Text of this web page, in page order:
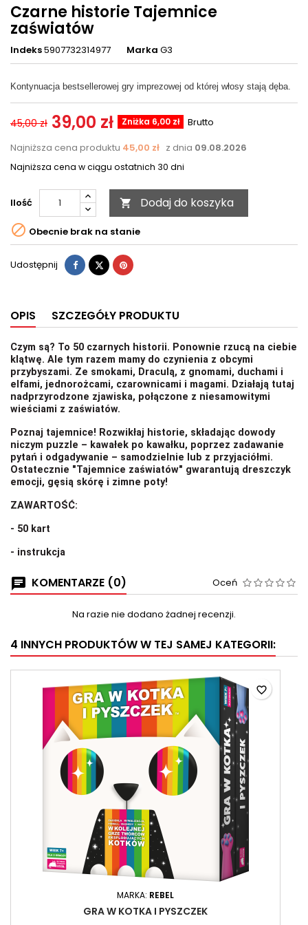
Czarne historie Tajemnice
zaświatów
Indeks5907732314977 Marka G3
Kontynuacja bestsellerowej gry imprezowej od której włosy stają dęba.
45,00 zł 39,00 zł Zniżka 6,00 zł
Brutto
Najniższa cena produktu 45,00 zł z dnia 09.08.2026
Najniższa cena w ciągu ostatnich 30 dni
Ilość  Dodaj do koszyka
 Obecnie brak na stanie
Udostępnij Udostępnij
TweetujPinterest
OPIS SZCZEGÓŁY PRODUKTU
Czym są? To 50 czarnych historii. Ponownie rzucą na ciebie
klątwę. Ale tym razem mamy do czynienia z obcymi
przybyszami. Ze smokami, Draculą, z gnomami, duchami i
elfami, jednorożcami, czarownicami i magami. Działają tutaj
nadprzyrodzone zjawiska, połączone z niesamowitymi
wieściami z zaświatów.
Poznaj tajemnice! Rozwikłaj historie, składając dowody
niczym puzzle – kawałek po kawałku, poprzez zadawanie
pytań i odgadywanie – samodzielnie lub z przyjaciółmi.
Ostatecznie "Tajemnice zaświatów" gwarantują dreszczyk
emocji, gęsią skórę i zimne poty!
ZAWARTOŚĆ:
- 50 kart
- instrukcja
KOMENTARZE (0) Oceń
Na razie nie dodano żadnej recenzji.
4 INNYCH PRODUKTÓW W TEJ SAMEJ KATEGORII:
MARKA: REBEL
GRA W KOTKA I PYSZCZEK
favorite_border